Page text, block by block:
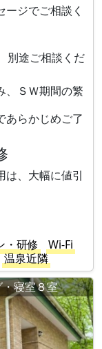
ジでご相談く
別途ご相談くだ
、ＳＷ期間の繁
あらかじめご了
は、大幅に値引
・研修
Wi-Fi
温泉近隣
寝室８室